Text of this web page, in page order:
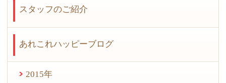
スタッフのご紹介
あれこれハッピーブログ
2015年